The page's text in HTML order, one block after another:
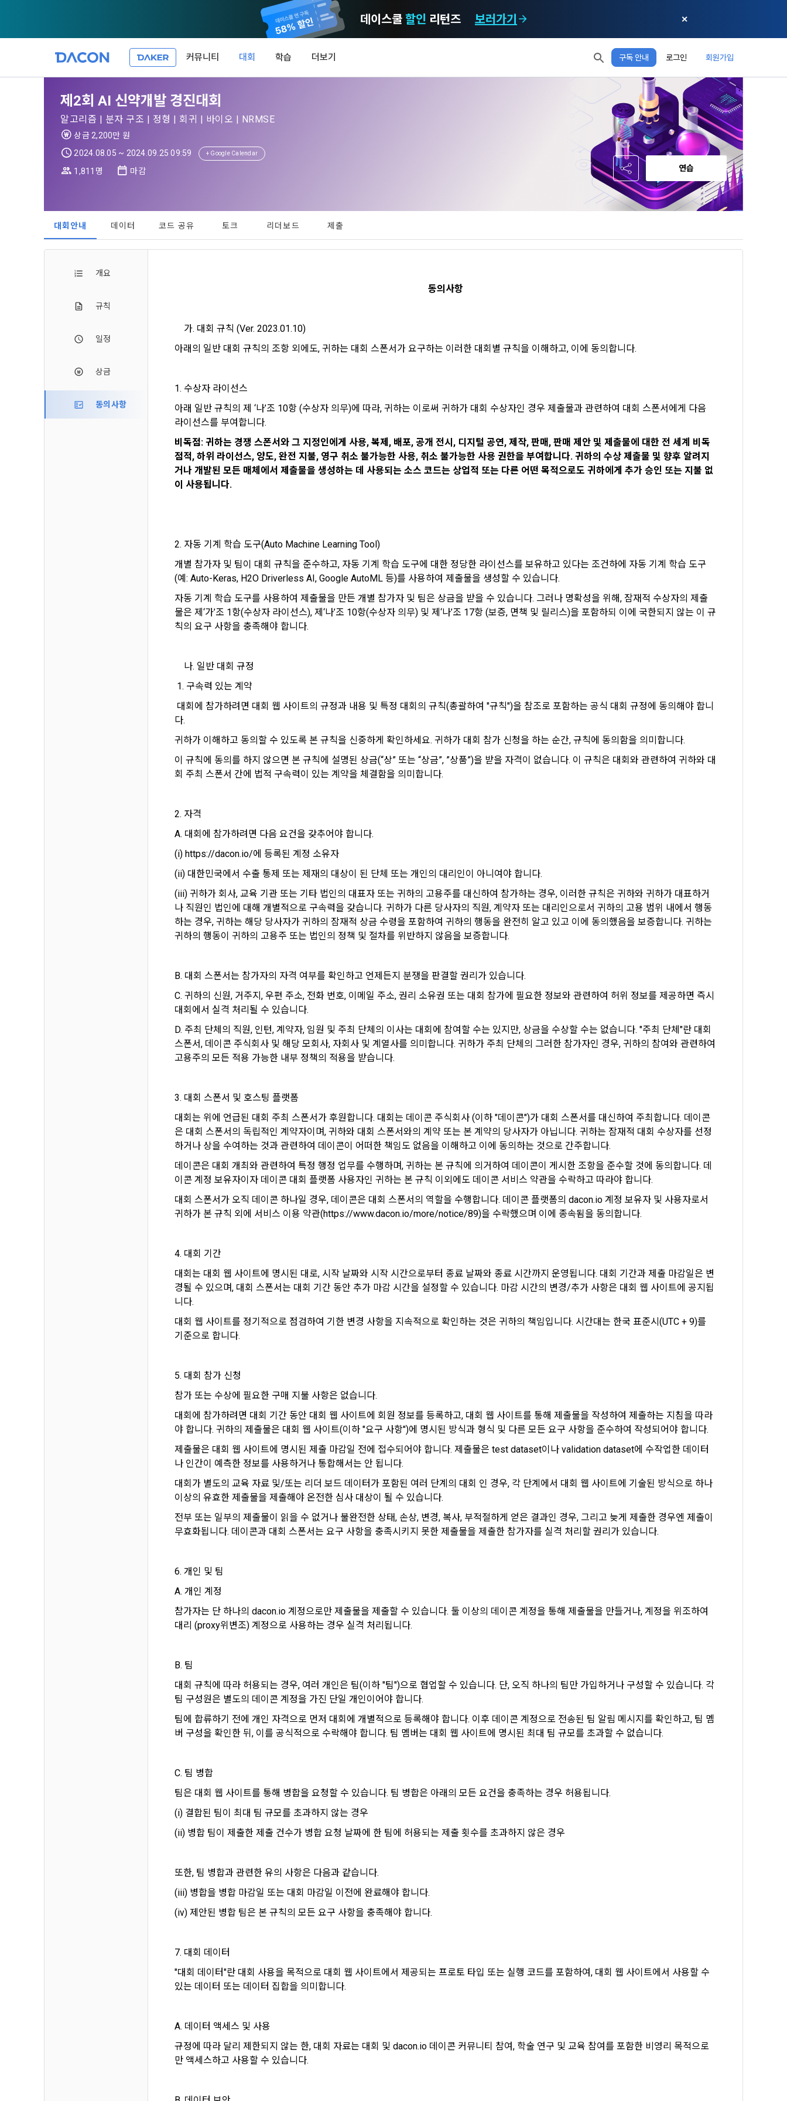
데이스쿨 할인 리턴즈 보러가기 ✕
커뮤니티 대회 학습 더보기 구독 안내 로그인 회원가입
모두 읽음 모두 삭제 닫기
XP 안내
다음 레벨까지150 XP
전체 XP
0
사용 XP
0
소셜 계정으로 로그인
구글 로그인
아직 데이콘 계정이 없나요? 회원가입
로그인 하시려면 아래 이메일로 인증이 필요합니다. 이메일을 다
시 보내시겠습니까?
닫기 재발송
데이콘 회원가입을 환영합니다. 메일 인증은 데이콘 회원가입
을 위한 필수 절차입니다. 아래 이메일을 인증하여 회원가입 절
확인
이용약관
본 약관은 데이콘 주식회사(이하 “회사”)와 “회원” 간에 정보 서비스를 이용하는 조건 및 절차에 관한
이든 본 서비스를 사용한다는 것은 “회원”이 본 약관의 전부에 동의한다는 것을 의미하며 본 약관은
여 설정한 가상의 영업장 또는 "회사"가 운영하는 아래 웹사이트를 말한다.
가. ***.dacon.io
4. “인재회원”이라 함은 “데이콘 인재풀 서비스”를 이용하기 위하여 본인의 개인정보와 프로젝트, 코드
등을 공유한 자로서, 채용 의뢰 “기업회원”에게 개인정보, 프로젝트, 코드 등을 제공하는 것에 동의한
“개인회원”을 말한다.
사”와 일정 계약을 한 개인 또는 법인을 말한다.
6. “해커톤”이라 함은 “회사”가 “사이트”에 출제한 문제에 “개인회원”이 AI 코드를 제출하고, “회사”는
이를 평가하여 우수작을 선정하는 제반 행위를 말한다.
7. “대회"라 함은 “기업회원”이 인력을 채용하거나 또는 솔루션을 크라우드소싱하기 위하여 “회사"에
의뢰하는 경연대회 또는 해커톤, AI해커톤, AI경진대회 등을 말한다.
8. “교육”이라 함은 “회사”가  제공하는 교육컨텐츠를 포함한 온라인/오프라인 교육서비스를 말한다.
9. "아이디"라 함은 회원의 식별과 회원의 서비스 이용을 위하여 "회원"이 가입 시 사용한 이메일 주소
쓰이는 “사이트”에서 자동 생성된 인증코드를 말한다.
제 3 조 (효력의 발생 및 변경)
본 약관은 온라인을 통하여 “회원”에게 공시함으로써 효력을 발생한다.
1. "회사"는 이 약관의 내용과 상호, 영업소 소재지, 대표자의 성명, 사업자등록번호, 연락처 등을 "회
원"이 알 수 있도록 초기 화면에 게시하거나 기타의 방법으로 "회원"에게 공지해야 한다.
자서명법, 소비자기본법, 개인정보보호법 등 관련법을 위배하지 않는 범위에서 이 약관을 개정할 수 있
다.
약관과 충돌하는 경우 “별도약관”이 우선하여 적용된다.
약관을 개정할 경우에는 적용일자 및 개정사유를 명시하여 현행 약관과 함께 “회사” 홈페이지의 공지
게시판에 그 적용일자 7일 이전부터 적용일자 전일까지 공지한다.
5. '회사' 약관의 조항에 따른 정책을 제정 및 변경할 권리를 가지며, 정책 또한 개정될 시에는 적용일자
부의사를 표명할 수 있다. "회원"이 거부하는 경우 본 서비스 제공자인 "회사"는 15일의 기간을 정하여
"회원"에게 사전 통지 후 당해 "회원"과의 계약을 해지할 수 있다. 만약, "회원"이 거부의사를 표시하지
않거나, 전항에 따라 시행일 이후에 "서비스"를 이용하는 경우에는 동의한 것으로 간주한다.
제 4 조 (약관의 해석)
1. 이 약관에서 규정하지 않은 사항에 관해서는 약관의규제등에관한법률, 전기통신기본법, 전기통신사
업법, 정보통신망이용촉진등에관한법률, 전자상거래 등에서의 소비자보호에 관한 법률, 전자문서 및
전자거래기본법, 전자금융거래법, 전자서명법, 소비자기본법 등의 관계법령에 따른다.
1. "회원"이 이용신청(회원가입 신청) 작성 후에 "회사"가 웹 상의 안내를 "회원"에게 통지함으로써 이용
계약이 성립된다.
2. “회사”는 "회사"의 ‘데이콘 인재풀 등록’ 서비스를 이용하고자 하는 자가 본 약관과 개인정보취급방
침을 읽고 이에 대하여 "동의" 또는 "제출하기" 버튼을 누르는 경우 이를 서비스 이용에 대한 신청으로
간주한다.
수 있다. "회원"은 본인인증에 필요한 이름, 생년월일, 연락처 등을 제공하여야 한다.
비스 제공을 위해 “회사”가 “회원”의 외부 서비스 계정 정보 접근 및 활용에 “동의” 또는 “확인”버튼을
누르면 “회사”가 웹 상의 안내 및 전자메일로 “회원”에게 통지함으로써 이용계약이 성립된다.
5. “회원”은 이용계약 성립 후, 당사의 동의 없이 임의로 회원 ID를 변경할 수 없다.
6. 약관 및 실정법 위반 시 “회원”의 서비스 이용 제약이 생길 수 있다.
제 6 조 (개인정보)
며 제공·생산한 정보를 수집할 수 있다.
3. “개인회원” 및 “인재회원”은 언제든지 원하는 경우에 서비스에 제공한 개인정보의 수집과 이용에 대
한 동의를 철회할 수 있다. 다만 그 경우에는 일정 부분 서비스의 이용이 제한될 수 있다.
제 7 조 (서비스의 내용과 이용)
1. "회사"는 제2조 제2항에서 정한 서비스를 제공하며 그 예시 서비스 내용은 다음 각 호와 같다.
나. 교육
다. 인재풀 등록 서비스
라. 커리어 개발과 대회와 관련된 교육 제반 서비스
마. 기타 "회사"가 추가 개발하거나 제휴계약 등을 통해 "회원"에게 제공하는 일체의 서비스
2. "회사"는 필요한 경우 서비스의 내용을 추가 또는 변경할 수 있다. 단, 이 경우 "회사"는 추가 또는 변
경내용을 "회원"에게 공지해야 한다.
3. 서비스의 이용은 “회사”의 업무상 또는 기술상 특별한 지장이 없는 한 연중무휴, 1년 24시간 서비스
하는 것을 원칙으로 한다. 단, 시스템 정기점검 등의 필요로 인하여 “회사”가 정한 날 또는 시간과 불가
항력의 사유가 발생한 때에는 예외로 한다.
제 8 조 (회원 정보 노출)
업회원”(채용 의뢰 기업)에게 제공한다.
2. "회사"는 "인재회원"이 ‘데이콘 인재풀 등록’의 서비스를 이용했을 경우, “기업회원”의 개인정보 열람
수 있다.
3. "회사"는 안정적인 서비스를 제공하기 위해 테스트 및 모니터링 용도로 "사이트" 운영자가 ‘데이콘
제 9 조 (구매신청 및 개인정보 제공 동의 등)
1. “회원”은 “사이트” 상에서 다음 또는 이와 유사한 방법에 의하여 구매를 신청하며, “회사”는 이용자가
가. 재화 및 서비스 등의 검색 및 선택
마. 재화 및 서비스 등의 구매 신청 및 이에 관한 확인 또는 “사이트”의 확인에 대한 동의
바. 결제 방법의 선택
2. “사이트”가 제3자에게 구매자 개인정보를 제공할 필요가 있는 경우 1)개인정보를 제공받는 자, 2)개
는 경우에도 같다.)
3. “사이트”가 제3자에게 구매자의 개인정보를 취급할 수 있도록 업무를 위탁하는 경우에는 1)개인정
한다. (동의를 받은 사항이 변경되는 경우에도 같다.) 다만, 서비스 제공에 관한 계약 이행을 위해 필요
한다.
제 10 조 (계약의 성립)
미성년자와 계약을 체결하는 경우에는 법정대리인의 동의를 얻지 못하면 미성년자 본인 또는 법정대
리인이 계약을 취소할 수 있다는 내용을 고지하여야 한다.
가. 신청 내용에 허위, 기재누락, 오기가 있는 경우
확인
개인정보 처리방침
식회사(이하 ‘데이콘’ 또는 ‘회사’)는 서비스 기획부터 종료까지 정보통신망 이용촉진 및 정보보호 등에
관한 법률(이하 ‘정보통신망법’), 개인정보보호법 등 국내의 개인정보 보호 법령을 철저히 준수합니다.
데이콘이 어떤 정보를 수집하고, 수집한 정보를 어떻게 사용하며, 필요에 따라 누구와 이를 공유(‘위탁
또는 제공’)하며, 이용목적을 달성한 정보를 언제, 어떻게 파기 하는지 등 ‘개인정보의 한살이’와 관련한
정보를 투명하게 제공합니다.
행사할 수 있는지를 알려 드립니다. 또한, 법정대리인(부모 등)이 만14세 미만 아동의 개인정보 보호를
개인정보 침해사고가 발생하는 경우, 추가적인 피해를 예방하고 이미 발생한 피해를 복구하기 위해 누
구에게 연락하여 어떤 도움을 받을 수 있는지 알려 드립니다.
그 무엇보다도, 개인정보와 관련하여 데이콘과 이용자 간의 권리 및 의무 관계를 규정하여 이용자의
데이콘 주식회사(이하 “회사”)는 다음 목적을 위하여 개인정보를 수집하고 있으며, 다음 목적 이외의
용도로는 수집한 개인정보를 이용하지 않습니다.
2) 서비스 제공에 관한 계약 이행 및 서비스 제공에 따른 요금정산
본인인증, 채용정보 매칭 및 컨텐츠 제공을 위한 개인식별, 회원 간의 상호 연락, 구매 및 요금 결제, 물
품 및 증빙발송, 부정 이용방지와 비인가 사용방지
3) 서비스 개발 및 마케팅ㆍ광고 활용
파악, 통계학적 특성에 따른 광고, 이벤트 정보 및 참여기회 제공
4) 고용 및 취업동향 파악을 위한 통계학적 분석, 서비스 고도화를 위한 데이터 분석
3. 수집하는 개인정보 항목 및 수집방법
가. 수집하는 개인정보의 항목
데이콘 내의 개별 서비스 이용, 상금 및 상품 지급 과정에서 해당 서비스의 이용자에 한해 추가 개인정
보 수집이 발생할 수 있습니다. 추가로 개인정보를 수집할 경우에는 해당 개인정보 수집 시점에서 이용
리고 동의를 받습니다.
2) 데이콘 인재풀 등록 시 수집하는 항목
선택 항목: 프로젝트 또는 대회 코드 링크(추가분), 기타 수상 경력, 개인 운영 사이트 링크(GitHub,
Linkedin 등) ,영상, ppt
3) 모바일 서비스 이용 시 수집되는 항목
모바일 서비스의 특성상 단말기 모델 정보가 수집될 수 있으나, 이는 개인을 식별할 수 없는 형태입니
다.
4) 보상금 지급 시 수집하는 항목
필수항목: 본인 계좌정보(은행, 계좌번호), 주민등록번호(근거 : 소득세법)
5) 채용 합격 시, 기업의 요금 산정을 위한 수집 항목
필수항목: 합격자의 연봉정보
6) 서비스 이용과정이나 사업처리 과정에서 자동 수집되는 항목
나. 개인정보 수집방법
1) 회원가입 및 서비스 이용 과정에서 이용자가 개인정보 수집에 대해 동의를 하고 직접 정보를 입력하
는 경우, 해당 개인정보를 수집
2) 데이콘 인재풀 등록, 기업 요금 정산, 이벤트 응모, 고객센터 문의 등의 방법으로 수집
4) 오프라인에서 진행되는 이벤트, 세미나, 시상식 등에서 서면을 통해 개인정보가 수집
5) 데이콘과 제휴한 외부 기업이나 단체로부터 개인정보를 제공받을 수 있으며, 이러한 경우에는 정보
통신망법에 따라 제휴사에서 이용자에게 개인정보 제공 동의 등을 받은 후에 데이콘에 제공합니다.
6) 기기정보와 같은 생성정보는 PC웹, 모바일 웹/앱 이용 과정에서 자동으로 생성되어 수집될 수 있습
니다.
4. 수집한 개인정보의 이용
회원 가입 의사의 확인, 이용자 및 법정대리인의 본인 확인, 이용자 식별, 회원탈퇴 의사의 확인 등 회원
관리를 위하여 개인정보를 이용합니다.
법령 및 데이콘 이용약관을 위반하는 회원에 대한 이용 제한 조치, 부정 이용 행위를 포함하여 서비스
의 원활한 운영에 지장을 주는 행위에 대한 방지 및 제재, 계정도용 및 부정거래 방지, 약관 개정 등의
고지사항 전달, 분쟁조정을 위한 기록 보존, 민원처리 등 이용자 보호 및 서비스 운영을 위하여 개인정
이용합니다.
이벤트 정보 및 참여기회 제공, 광고성 정보 제공 등 마케팅 및 프로모션 목적으로 개인정보를 이용합
서비스 이용기록과 접속 빈도 분석, 서비스 이용에 대한 통계, 서비스 분석 및 통계에 따른 맞춤 서비스
제공 및 광고 게재 등에 개인정보를 이용합니다.
5. 개인정보의 제공 및 처리위탁 및 국외이전
“회사”는 원칙적으로 이용자 동의 없이 개인정보를 외부에 제공하지 않습니다.
“회사”는 이용자의 사전 동의 없이 개인정보를 외부에 제공하지 않습니다. 단, 이용자가 정당한 대가를
받고 허락을 한 경우, 개인정보 제공에 직접 동의를 한 경우, 그리고 관련 법령에 의거해 데이콘에 개인
정보 제출 의무가 발생한 경우, 이용자의 생명이나 안전에 급박한 위험이 확인되어 이를 해소하기 위한
경우에 한하여 개인정보를 제공하고 있습니다.
확인
마케팅 정보 수신 동의
DACON이 제공하는 이용자 맞춤형 서비스 및 상품 추천, 각종 경품 행사, 이벤트, 경진대회 홍보 목적
서신우편, 문자(SMS 또는 카카오 알림톡), 푸시, 전화 등을 통해 이용자에게 제공합니다.
동의를 거부 하시더라도 DACON에서 제공하는 서비스의 이용에 제한이 되지 않습니다.
단, 할인, 이벤트 및 이용자 맞춤형 상품 추천 등의 마케팅 정보 안내 서비스가 제한됩니다.
개인정보보호법 제22조 제5항에 의해 선택정보 사항에 대해서는 동의 거부 하시더라도 서비스 이용
3. 서비스 정보 수신 동의 철회
행, 교육 등) 정보 수신 동의(선택)’에서 철회를 요청할 수 있습니다.
진행, 교육 등) 정보 수신 동의(선택)’에서 동의하실 수 있습니다.
2021.05.25
확인
제2회 AI 신약개발 경진대회
알고리즘 | 분자 구조 | 정형 | 회귀 | 바이오 | NRMSE
상금 2,200만 원
2024.08.05 ~ 2024.09.25 09:59
+ Google Calendar
1,811명 마감 연습
대회안내 데이터 코드 공유 토크 리더보드 제출
개요
규칙
일정
상금
동의사항
동의사항
가. 대회 규칙 (Ver. 2023.01.10)
아래의 일반 대회 규칙의 조항 외에도, 귀하는 대회 스폰서가 요구하는 이러한 대회별 규칙을 이해하고, 이에 동의합니다.
1. 수상자 라이선스
아래 일반 규칙의 제 ‘나’조 10항 (수상자 의무)에 따라, 귀하는 이로써 귀하가 대회 수상자인 경우 제출물과 관련하여 대회 스폰서에게 다음
라이선스를 부여합니다.
비독점: 귀하는 경쟁 스폰서와 그 지정인에게 사용, 복제, 배포, 공개 전시, 디지털 공연, 제작, 판매, 판매 제안 및 제출물에 대한 전 세계 비독
점적, 하위 라이선스, 양도, 완전 지불, 영구 취소 불가능한 사용, 취소 불가능한 사용 권한을 부여합니다. 귀하의 수상 제출물 및 향후 알려지
거나 개발된 모든 매체에서 제출물을 생성하는 데 사용되는 소스 코드는 상업적 또는 다른 어떤 목적으로도 귀하에게 추가 승인 또는 지불 없
이 사용됩니다.
2. 자동 기계 학습 도구(Auto Machine Learning Tool)
개별 참가자 및 팀이 대회 규칙을 준수하고, 자동 기계 학습 도구에 대한 정당한 라이선스를 보유하고 있다는 조건하에 자동 기계 학습 도구
(예: Auto-Keras, H2O Driverless AI, Google AutoML 등)를 사용하여 제출물을 생성할 수 있습니다.
자동 기계 학습 도구를 사용하여 제출물을 만든 개별 참가자 및 팀은 상금을 받을 수 있습니다. 그러나 명확성을 위해, 잠재적 수상자의 제출
물은 제‘가’조 1항(수상자 라이선스), 제‘나’조 10항(수상자 의무) 및 제‘나’조 17항 (보증, 면책 및 릴리스)을 포함하되 이에 국한되지 않는 이 규
칙의 요구 사항을 충족해야 합니다.
나. 일반 대회 규정
1. 구속력 있는 계약
대회에 참가하려면 대회 웹 사이트의 규정과 내용 및 특정 대회의 규칙(총괄하여 "규칙")을 참조로 포함하는 공식 대회 규정에 동의해야 합니
다.
귀하가 이해하고 동의할 수 있도록 본 규칙을 신중하게 확인하세요. 귀하가 대회 참가 신청을 하는 순간, 규칙에 동의함을 의미합니다.
이 규칙에 동의를 하지 않으면 본 규칙에 설명된 상금(“상” 또는 “상금”, ”상품”)을 받을 자격이 없습니다. 이 규칙은 대회와 관련하여 귀하와 대
회 주최 스폰서 간에 법적 구속력이 있는 계약을 체결함을 의미합니다.
2. 자격
A. 대회에 참가하려면 다음 요건을 갖추어야 합니다.
(i) https://dacon.io/에 등록된 계정 소유자
(ii) 대한민국에서 수출 통제 또는 제재의 대상이 된 단체 또는 개인의 대리인이 아니여야 합니다.
(iii) 귀하가 회사, 교육 기관 또는 기타 법인의 대표자 또는 귀하의 고용주를 대신하여 참가하는 경우, 이러한 규칙은 귀하와 귀하가 대표하거
나 직원인 법인에 대해 개별적으로 구속력을 갖습니다. 귀하가 다른 당사자의 직원, 계약자 또는 대리인으로서 귀하의 고용 범위 내에서 행동
하는 경우, 귀하는 해당 당사자가 귀하의 잠재적 상금 수령을 포함하여 귀하의 행동을 완전히 알고 있고 이에 동의했음을 보증합니다. 귀하는
귀하의 행동이 귀하의 고용주 또는 법인의 정책 및 절차를 위반하지 않음을 보증합니다.
B. 대회 스폰서는 참가자의 자격 여부를 확인하고 언제든지 분쟁을 판결할 권리가 있습니다.
C. 귀하의 신원, 거주지, 우편 주소, 전화 번호, 이메일 주소, 권리 소유권 또는 대회 참가에 필요한 정보와 관련하여 허위 정보를 제공하면 즉시
대회에서 실격 처리될 수 있습니다.
D. 주최 단체의 직원, 인턴, 계약자, 임원 및 주최 단체의 이사는 대회에 참여할 수는 있지만, 상금을 수상할 수는 없습니다. "주최 단체"란 대회
스폰서, 데이콘 주식회사 및 해당 모회사, 자회사 및 계열사를 의미합니다. 귀하가 주최 단체의 그러한 참가자인 경우, 귀하의 참여와 관련하여
고용주의 모든 적용 가능한 내부 정책의 적용을 받습니다.
3. 대회 스폰서 및 호스팅 플랫폼
대회는 위에 언급된 대회 주최 스폰서가 후원합니다. 대회는 데이콘 주식회사 (이하 "데이콘")가 대회 스폰서를 대신하여 주최합니다. 데이콘
은 대회 스폰서의 독립적인 계약자이며, 귀하와 대회 스폰서와의 계약 또는 본 계약의 당사자가 아닙니다. 귀하는 잠재적 대회 수상자를 선정
하거나 상을 수여하는 것과 관련하여 데이콘이 어떠한 책임도 없음을 이해하고 이에 동의하는 것으로 간주합니다.
데이콘은 대회 개최와 관련하여 특정 행정 업무를 수행하며, 귀하는 본 규칙에 의거하여 데이콘이 게시한 조항을 준수할 것에 동의합니다. 데
이콘 계정 보유자이자 데이콘 대회 플랫폼 사용자인 귀하는 본 규칙 이외에도 데이콘 서비스 약관을 수락하고 따라야 합니다.
대회 스폰서가 오직 데이콘 하나일 경우, 데이콘은 대회 스폰서의 역할을 수행합니다. 데이콘 플랫폼의 dacon.io 계정 보유자 및 사용자로서
귀하가 본 규칙 외에 서비스 이용 약관(https://www.dacon.io/more/notice/89)을 수락했으며 이에 종속됨을 동의합니다.
4. 대회 기간
대회는 대회 웹 사이트에 명시된 대로, 시작 날짜와 시작 시간으로부터 종료 날짜와 종료 시간까지 운영됩니다. 대회 기간과 제출 마감일은 변
경될 수 있으며, 대회 스폰서는 대회 기간 동안 추가 마감 시간을 설정할 수 있습니다. 마감 시간의 변경/추가 사항은 대회 웹 사이트에 공지됩
니다.
대회 웹 사이트를 정기적으로 점검하여 기한 변경 사항을 지속적으로 확인하는 것은 귀하의 책임입니다. 시간대는 한국 표준시(UTC + 9)를
기준으로 합니다.
5. 대회 참가 신청
참가 또는 수상에 필요한 구매 지불 사항은 없습니다.
대회에 참가하려면 대회 기간 동안 대회 웹 사이트에 회원 정보를 등록하고, 대회 웹 사이트를 통해 제출물을 작성하여 제출하는 지침을 따라
야 합니다. 귀하의 제출물은 대회 웹 사이트(이하 "요구 사항")에 명시된 방식과 형식 및 다른 모든 요구 사항을 준수하여 작성되어야 합니다.
제출물은 대회 웹 사이트에 명시된 제출 마감일 전에 접수되어야 합니다. 제출물은 test dataset이나 validation dataset에 수작업한 데이터
나 인간이 예측한 정보를 사용하거나 통합해서는 안 됩니다.
대회가 별도의 교육 자료 및/또는 리더 보드 데이터가 포함된 여러 단계의 대회 인 경우, 각 단계에서 대회 웹 사이트에 기술된 방식으로 하나
이상의 유효한 제출물을 제출해야 온전한 심사 대상이 될 수 있습니다.
전부 또는 일부의 제출물이 읽을 수 없거나 불완전한 상태, 손상, 변경, 복사, 부적절하게 얻은 결과인 경우, 그리고 늦게 제출한 경우엔 제출이
무효화됩니다. 데이콘과 대회 스폰서는 요구 사항을 충족시키지 못한 제출물을 제출한 참가자를 실격 처리할 권리가 있습니다.
6. 개인 및 팀
A. 개인 계정
참가자는 단 하나의 dacon.io 계정으로만 제출물을 제출할 수 있습니다. 둘 이상의 데이콘 계정을 통해 제출물을 만들거나, 계정을 위조하여
대리 (proxy위변조) 계정으로 사용하는 경우 실격 처리됩니다.
B. 팀
대회 규칙에 따라 허용되는 경우, 여러 개인은 팀(이하 "팀")으로 협업할 수 있습니다. 단, 오직 하나의 팀만 가입하거나 구성할 수 있습니다. 각
팀 구성원은 별도의 데이콘 계정을 가진 단일 개인이어야 합니다.
팀에 합류하기 전에 개인 자격으로 먼저 대회에 개별적으로 등록해야 합니다. 이후 데이콘 계정으로 전송된 팀 알림 메시지를 확인하고, 팀 멤
버 구성을 확인한 뒤, 이를 공식적으로 수락해야 합니다. 팀 멤버는 대회 웹 사이트에 명시된 최대 팀 규모를 초과할 수 없습니다.
C. 팀 병합
팀은 대회 웹 사이트를 통해 병합을 요청할 수 있습니다. 팀 병합은 아래의 모든 요건을 충족하는 경우 허용됩니다.
(i) 결합된 팀이 최대 팀 규모를 초과하지 않는 경우
(ii) 병합 팀이 제출한 제출 건수가 병합 요청 날짜에 한 팀에 허용되는 제출 횟수를 초과하지 않은 경우
또한, 팀 병합과 관련한 유의 사항은 다음과 같습니다.
(iii) 병합을 병합 마감일 또는 대회 마감일 이전에 완료해야 합니다.
(iv) 제안된 병합 팀은 본 규칙의 모든 요구 사항을 충족해야 합니다.
7. 대회 데이터
"대회 데이터"란 대회 사용을 목적으로 대회 웹 사이트에서 제공되는 프로토 타입 또는 실행 코드를 포함하여, 대회 웹 사이트에서 사용할 수
있는 데이터 또는 데이터 집합을 의미합니다.
A. 데이터 액세스 및 사용
규정에 따라 달리 제한되지 않는 한, 대회 자료는 대회 및 dacon.io 데이콘 커뮤니티 참여, 학술 연구 및 교육 참여를 포함한 비영리 목적으로
만 액세스하고 사용할 수 있습니다.